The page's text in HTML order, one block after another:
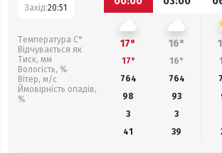
Захід:20:51
Температура С°
Відчувається як
Тиск, мм
Вологість, %
Вітер, м/с
Ймовірність опадів,
%
17° 16°
17° 16°
764
764
98
93
3
3
41
39